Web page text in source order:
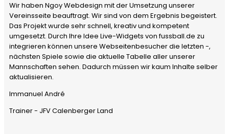
Wir haben Ngoy Webdesign mit der Umsetzung unserer
Vereinsseite beauftragt. Wir sind von dem Ergebnis begeistert.
Das Projekt wurde sehr schnell, kreativ und kompetent
umgesetzt. Durch Ihre Idee Live-Widgets von fussball.de zu
integrieren können unsere Webseitenbesucher die letzten -,
nächsten Spiele sowie die aktuelle Tabelle aller unserer
Mannschaften sehen. Dadurch müssen wir kaum Inhalte selber
aktualisieren.
Immanuel André
Trainer - JFV Calenberger Land